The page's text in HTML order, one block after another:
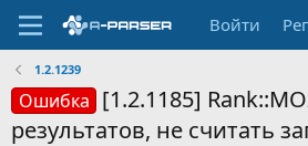
Войти
1.2.1239
Ошибка [1.2.1185]
результатов, не считать